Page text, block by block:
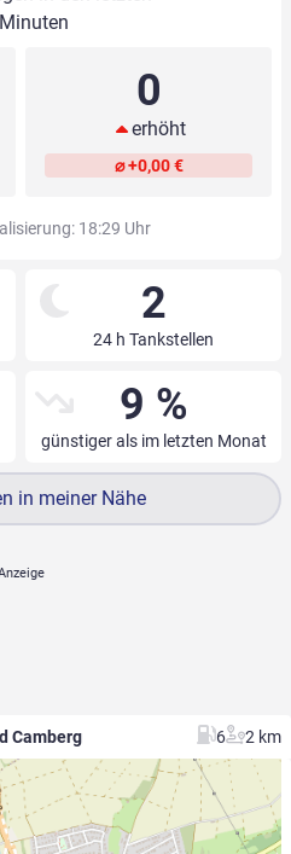
0
erhöht
⌀ +0,00 €
18:29 Uhr
2
24 h Tankstellen
9 %
günstiger als im letzten Monat
in meiner Nähe
Camberg 6 2 km